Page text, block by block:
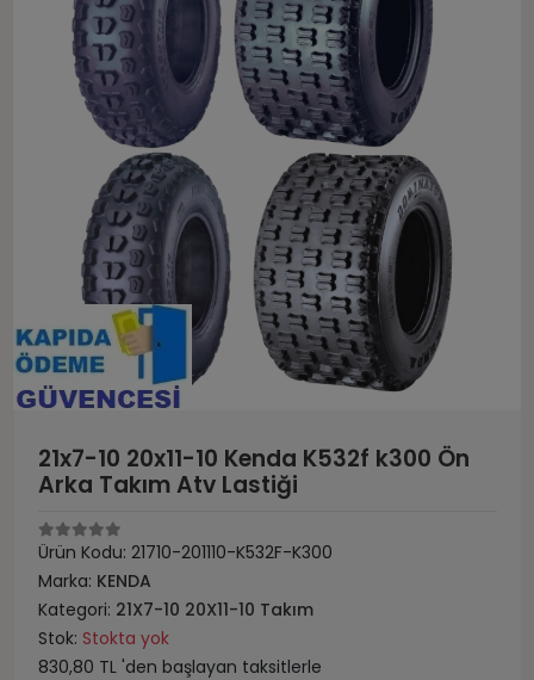
21x7-10 20x11-10 Kenda K532f k300 Ön
Arka Takım Atv Lastiği
Ürün Kodu: 21710-201110-K532F-K300
Marka: KENDA
Kategori: 21X7-10 20X11-10 Takım
Stok: Stokta yok
830,80 TL 'den başlayan taksitlerle